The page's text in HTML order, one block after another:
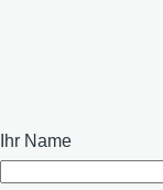
Suche
Ihr Name